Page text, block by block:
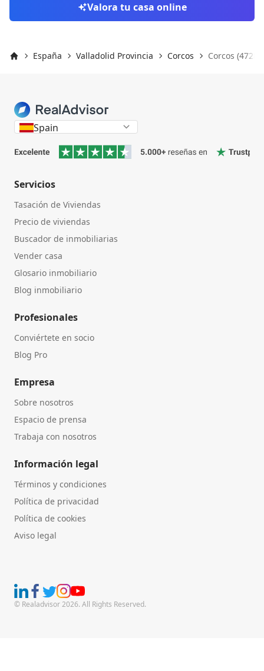
Valora tu casa online
España Valladolid Provincia Corcos Corcos
Spain
Servicios
Tasación de Viviendas
Precio de viviendas
Buscador de inmobiliarias
Vender casa
Glosario inmobiliario
Blog inmobiliario
Profesionales
Conviértete en socio
Blog Pro
Empresa
Sobre nosotros
Espacio de prensa
Trabaja con nosotros
Información legal
Términos y condiciones
Política de privacidad
Política de cookies
Aviso legal
© Realadvisor 2026. All Rights Reserved.